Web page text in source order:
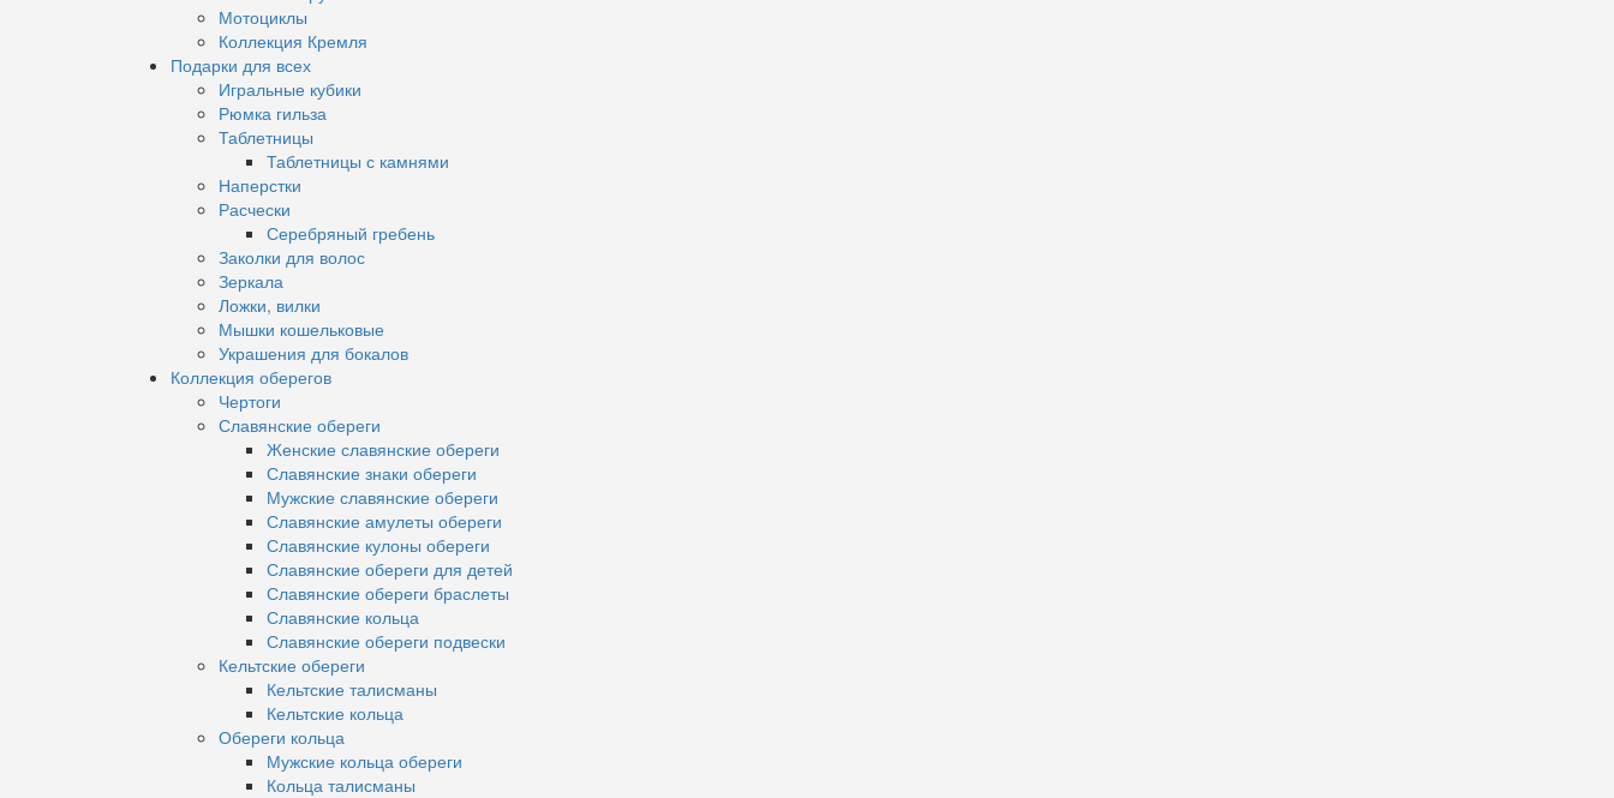
Мотоциклы
Коллекция Кремля
Подарки для всех
Игральные кубики
Рюмка гильза
Таблетницы
Таблетницы с камнями
Наперстки
Расчески
Серебряный гребень
Заколки для волос
Зеркала
Ложки, вилки
Мышки кошельковые
Украшения для бокалов
Коллекция оберегов
Чертоги
Славянские обереги
Женские славянские обереги
Славянские знаки обереги
Мужские славянские обереги
Славянские амулеты обереги
Славянские кулоны обереги
Славянские обереги для детей
Славянские обереги браслеты
Славянские кольца
Славянские обереги подвески
Кельтские обереги
Кельтские талисманы
Кельтские кольца
Обереги кольца
Мужские кольца обереги
Кольца талисманы